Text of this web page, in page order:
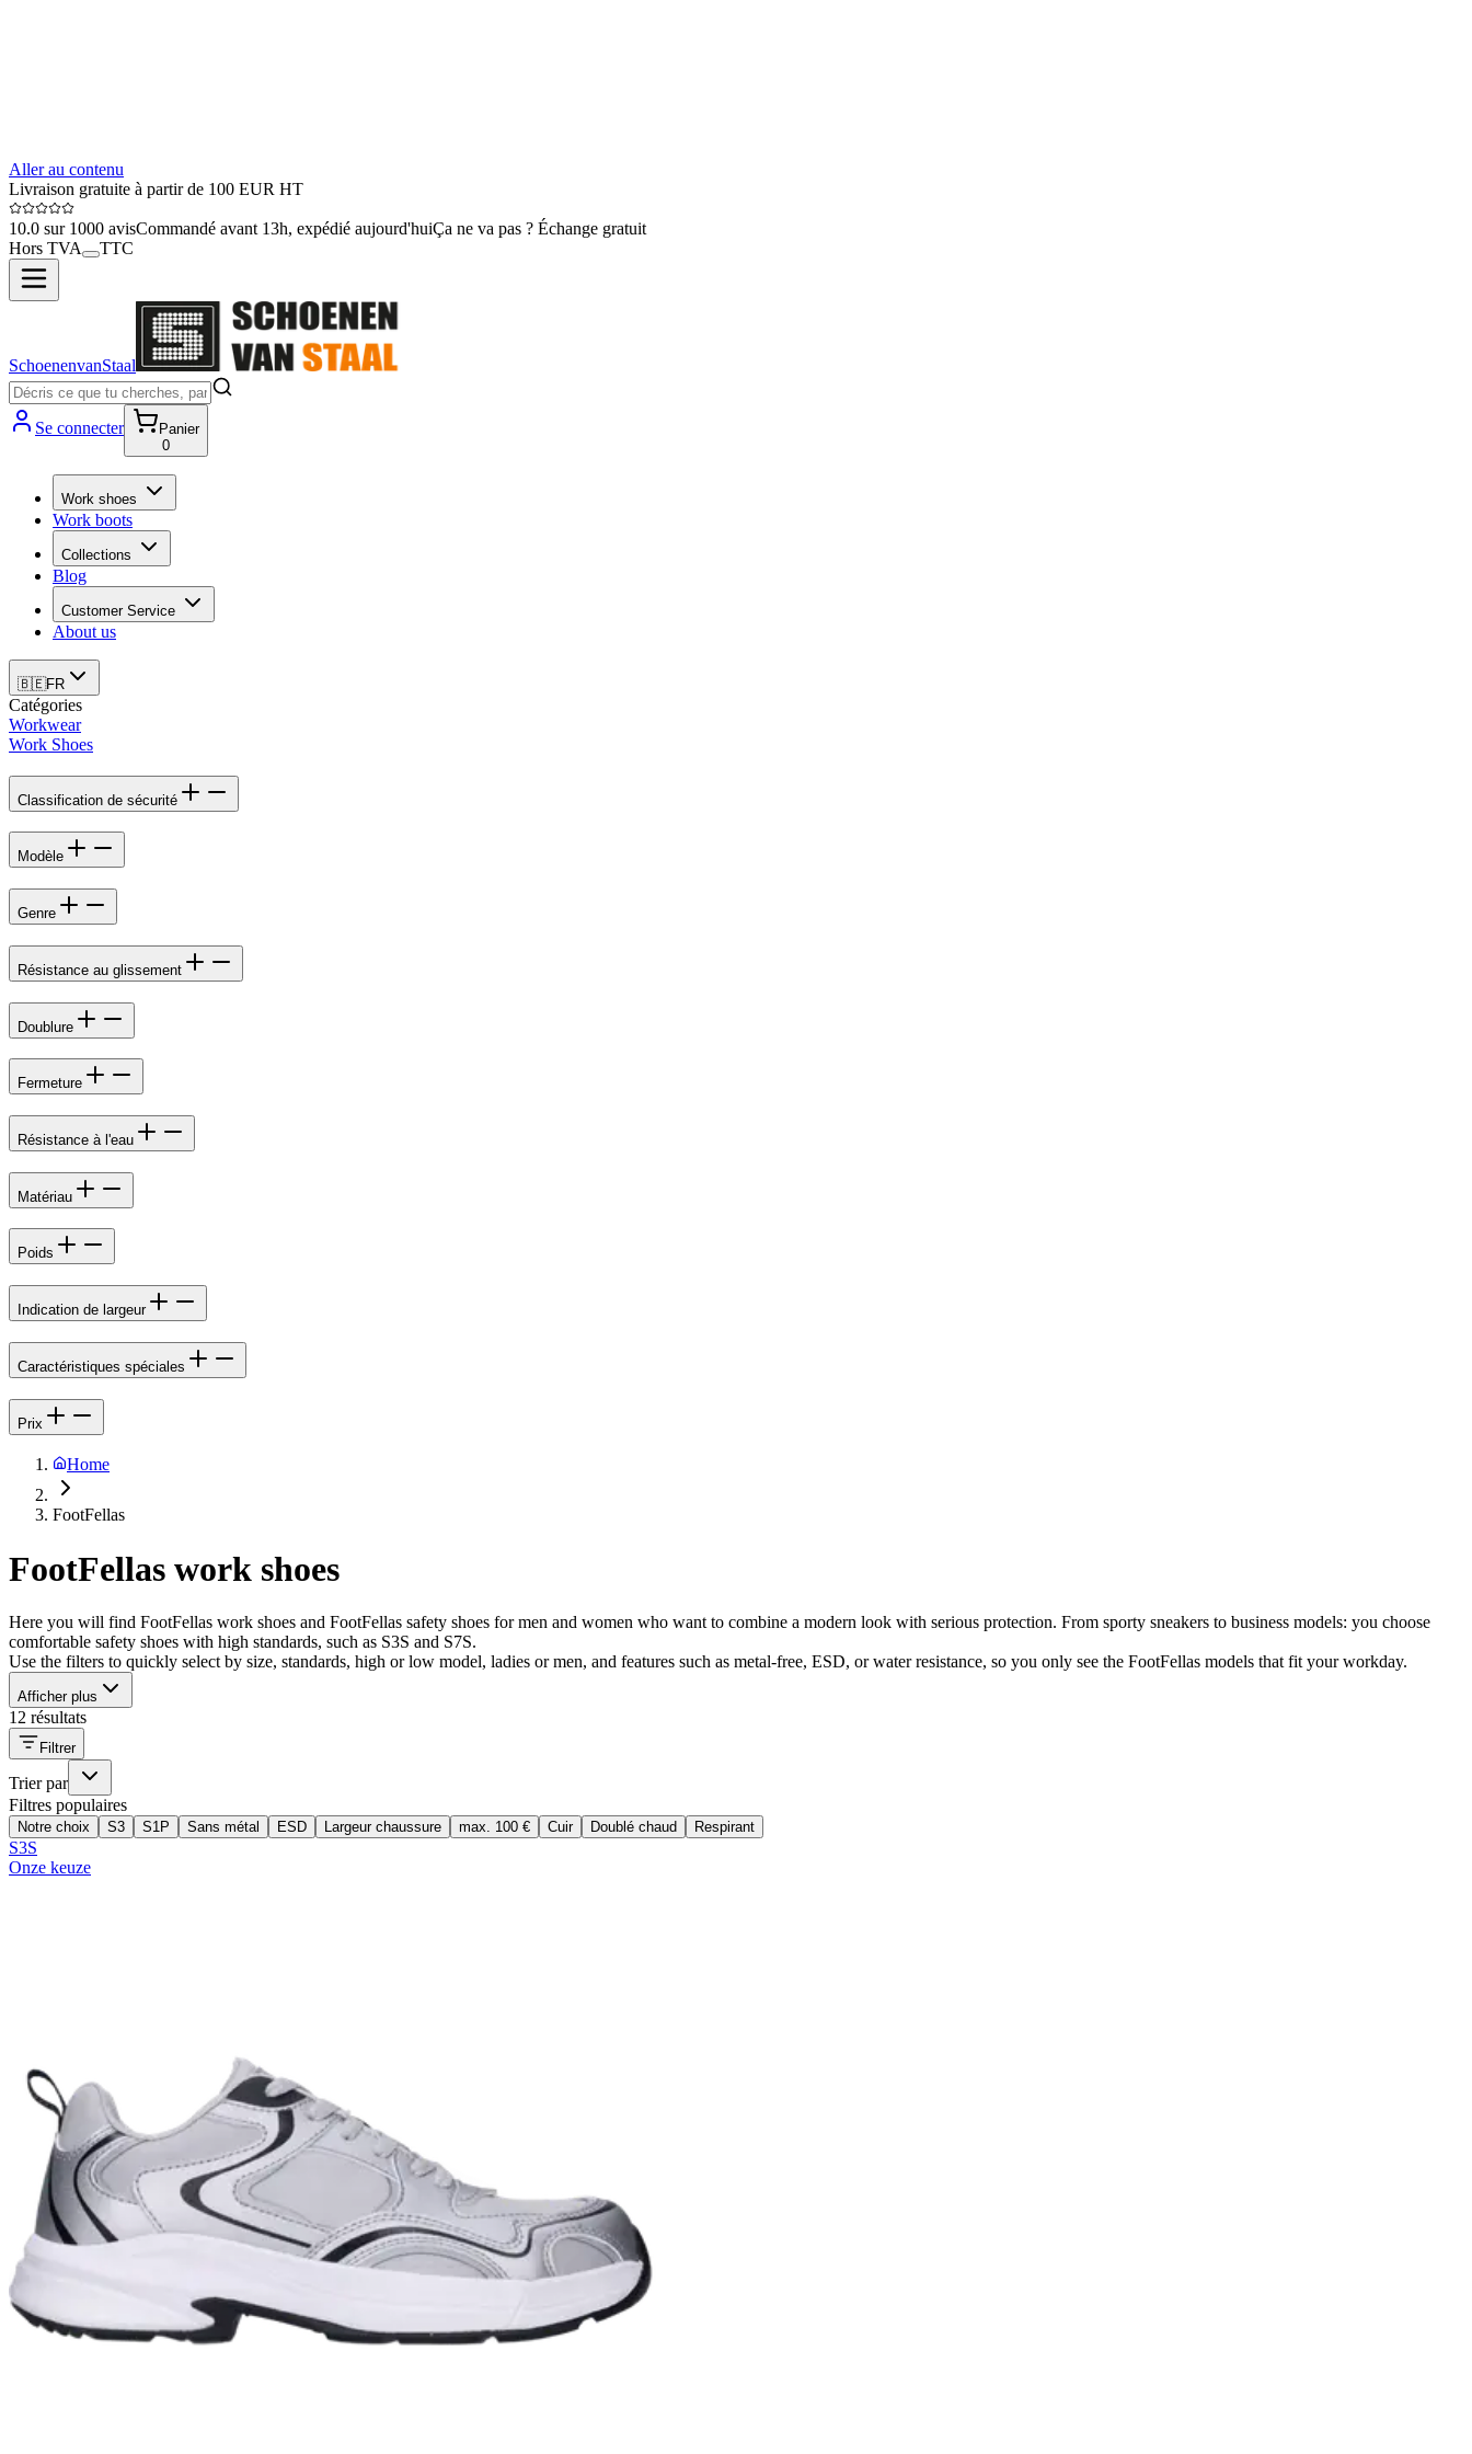
Aller au contenu
Livraison gratuite à partir de 100 EUR HT
10.0 sur 1000 avisCommandé avant 13h, expédié aujourd'huiÇa ne va pas ? Échange gratuit
Hors TVA
TTC
SchoenenvanStaal
Se connecter
Panier
0
Work shoes
Work boots
Collections
Blog
Customer Service
About us
🇧🇪FR
Catégories
Workwear
Work Shoes
Classification de sécurité
Modèle
Genre
Résistance au glissement
Doublure
Fermeture
Résistance à l'eau
Matériau
Poids
Indication de largeur
Caractéristiques spéciales
Prix
Home
FootFellas
FootFellas work shoes
Here you will find FootFellas work shoes and FootFellas safety shoes for men and women who want to combine a modern look with serious protection. From sporty sneakers to business models: you choose
comfortable safety shoes with high standards, such as S3S and S7S.
Use the filters to quickly select by size, standards, high or low model, ladies or men, and features such as metal-free, ESD, or water resistance, so you only see the FootFellas models that fit your workday.
Afficher plus
12 résultats
Filtrer
Trier par
Filtres populaires
Notre choix S3 S1P Sans métal ESD Largeur chaussure max. 100 € Cuir Doublé chaud Respirant
S3S
Onze keuze